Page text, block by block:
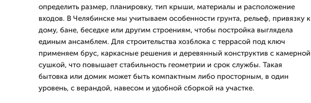
определить размер, планировку, тип крыши, материалы и расположение
входов. В Челябинске мы учитываем особенности грунта, рельеф, привязку к
дому, бане, беседке или другим строениям, чтобы постройка выглядела
единым ансамблем. Для строительства хозблока с террасой под ключ
применяем брус, каркасные решения и деревянный конструктив с камерной
сушкой, что повышает стабильность геометрии и срок службы. Такая
бытовка или домик может быть компактным либо просторным, в один
уровень, с верандой, навесом и удобной сборкой на участке.